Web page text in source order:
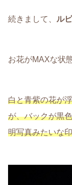
続きまして、 ル
お花がMAXな状
白と青紫の花が
が、バックが黒
明写真みたいな